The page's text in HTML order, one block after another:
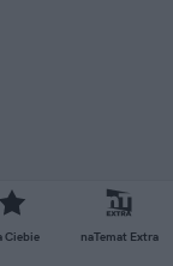
Ciebie naTemat Extra